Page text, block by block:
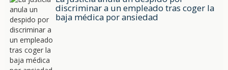
discriminar a un empleado tras coger la
baja médica por ansiedad